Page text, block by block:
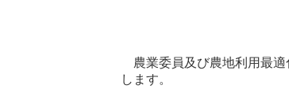
農業委員及び農地利用最
します。